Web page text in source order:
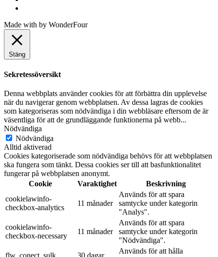
Made with by WonderFour
Stäng
Sekretessöversikt
Denna webbplats använder cookies för att förbättra din upplevelse
när du navigerar genom webbplatsen. Av dessa lagras de cookies
som kategoriseras som nödvändiga i din webbläsare eftersom de är
väsentliga för att de grundläggande funktionerna på webb...
Nödvändiga
Nödvändiga
Alltid aktiverad
Cookies kategoriserade som nödvändiga behövs för att webbplatsen
ska fungera som tänkt. Dessa cookies ser till att basfunktionalitet
fungerar på webbplatsen anonymt.
Cookie
Varaktighet
Beskrivning
cookielawinfo-
checkbox-analytics
11 månader
Används för att spara
samtycke under kategorin
"Analys".
cookielawinfo-
checkbox-necessary
11 månader
Används för att spara
samtycke under kategorin
"Nödvändiga".
flw_conect_sulk
30 dagar
Används för att hålla